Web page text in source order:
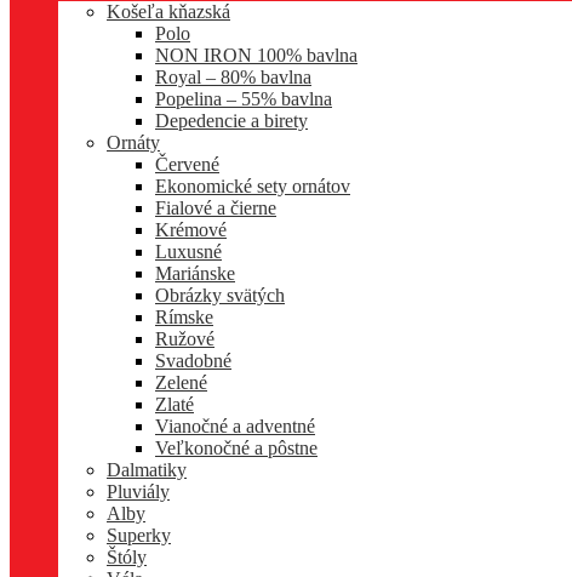
Košeľa kňazská
Polo
NON IRON 100% bavlna
Royal – 80% bavlna
Popelina – 55% bavlna
Depedencie a birety
Ornáty
Červené
Ekonomické sety ornátov
Fialové a čierne
Krémové
Luxusné
Mariánske
Obrázky svätých
Rímske
Ružové
Svadobné
Zelené
Zlaté
Vianočné a adventné
Veľkonočné a pôstne
Dalmatiky
Pluviály
Alby
Superky
Štóly